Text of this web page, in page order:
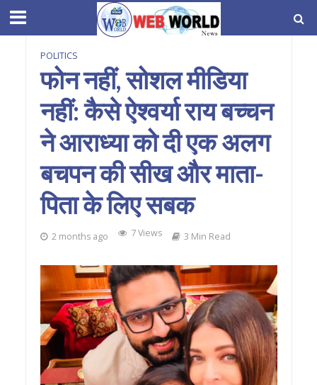
POLITICS
फोन नहीं, सोशल मीडिया
नहीं: कैसे ऐश्वर्या राय बच्चन
ने आराध्या को दी एक अलग
बचपन की सीख और माता-
पिता के लिए सबक
2 months ago 7 Views 3 Min Read